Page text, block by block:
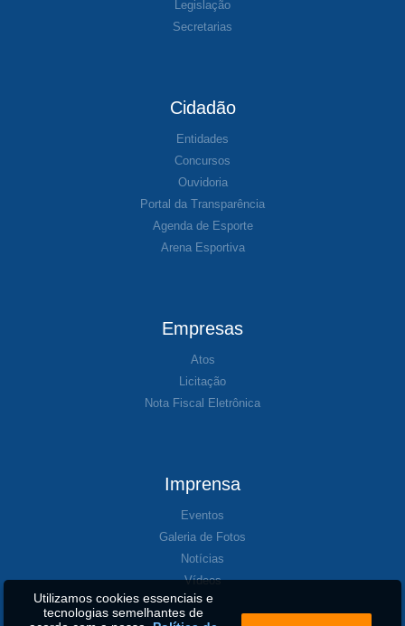
Legislação
Secretarias
Cidadão
Entidades
Concursos
Ouvidoria
Portal da Transparência
Agenda de Esporte
Arena Esportiva
Empresas
Atos
Licitação
Nota Fiscal Eletrônica
Imprensa
Eventos
Galeria de Fotos
Notícias
Vídeos
Utilizamos cookies essenciais e
tecnologias semelhantes de